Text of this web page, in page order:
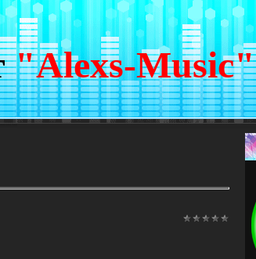
"Alexs-Music"